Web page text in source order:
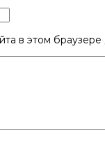
в этом